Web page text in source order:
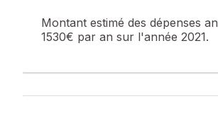
Montant estimé des dépenses
1530€ par an sur l'année 2021.